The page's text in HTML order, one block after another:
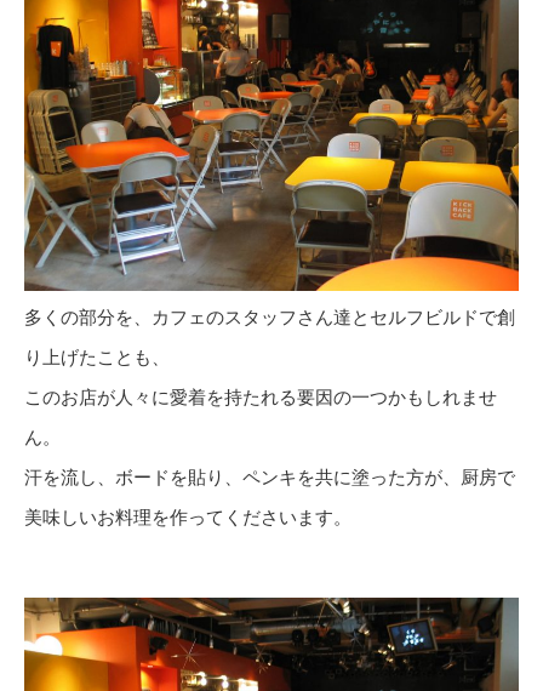
多くの部分を、カフェのスタッフさん達とセルフビルドで創
り上げたことも、
このお店が人々に愛着を持たれる要因の一つかもしれませ
ん。
汗を流し、ボードを貼り、ペンキを共に塗った方が、厨房で
美味しいお料理を作ってくださいます。